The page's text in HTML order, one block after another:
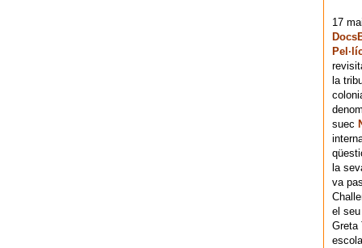
17
la
suec
la
va
el
Greta